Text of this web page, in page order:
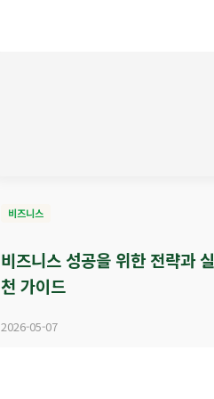
비즈니스
비즈니스 성공을 위한 전략과 실
천 가이드
2026-05-07